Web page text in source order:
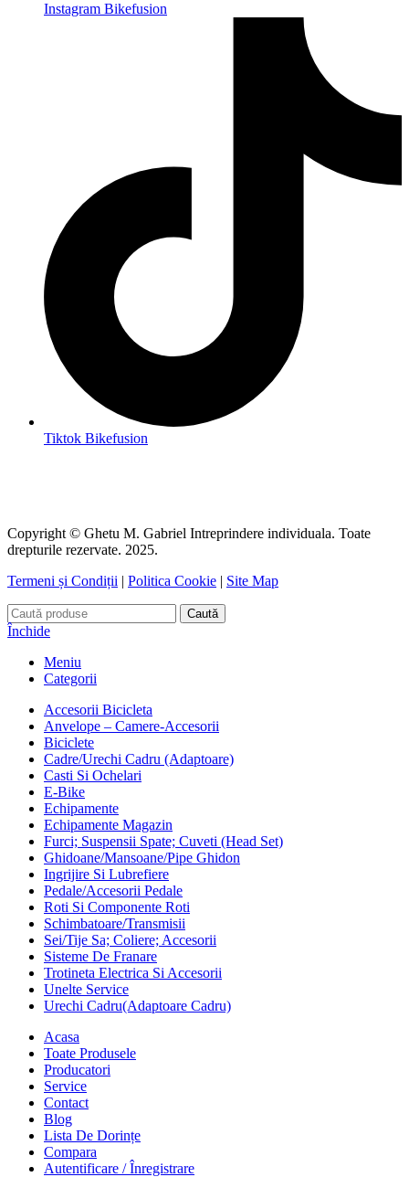
Instagram Bikefusion
Tiktok Bikefusion
Copyright © Ghetu M. Gabriel Intreprindere individuala. Toate
drepturile rezervate. 2025.
Termeni și Condiții | Politica Cookie | Site Map
Caută
Închide
Meniu
Categorii
Accesorii Bicicleta
Anvelope – Camere-Accesorii
Biciclete
Cadre/Urechi Cadru (Adaptoare)
Casti Si Ochelari
E-Bike
Echipamente
Echipamente Magazin
Furci; Suspensii Spate; Cuveti (Head Set)
Ghidoane/Mansoane/Pipe Ghidon
Ingrijire Si Lubrefiere
Pedale/Accesorii Pedale
Roti Si Componente Roti
Schimbatoare/Transmisii
Sei/Tije Sa; Coliere; Accesorii
Sisteme De Franare
Trotineta Electrica Si Accesorii
Unelte Service
Urechi Cadru(Adaptoare Cadru)
Acasa
Toate Produsele
Producatori
Service
Contact
Blog
Lista De Dorințe
Compara
Autentificare / Înregistrare